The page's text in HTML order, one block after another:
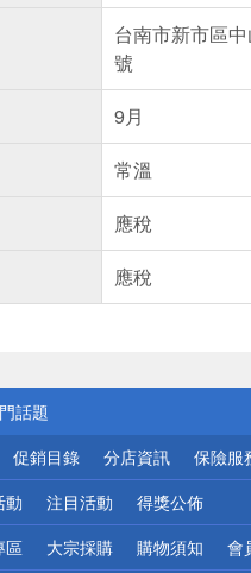
台南市新市區
號
9月
常溫
應稅
應稅
公告
話題
優惠
地區配送
網頁！請小心！
促銷目錄 分店資訊 保險服
動 注目活動 得獎公佈
區 大宗採購 購物須知 會